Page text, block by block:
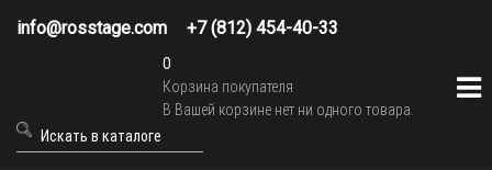
info@rosstage.com +7 (812) 454-40-33
0
Корзина покупателя
В Вашей корзине нет ни одного товара.